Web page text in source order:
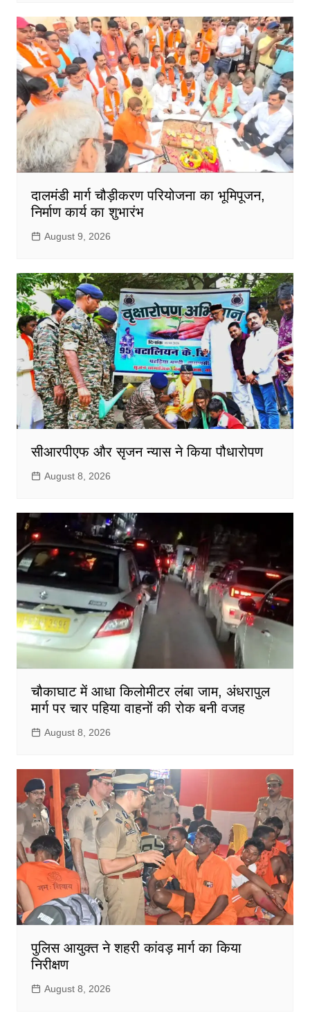
दालमंडी मार्ग चौड़ीकरण परियोजना का भूमिपूजन,
निर्माण कार्य का शुभारंभ
August 9, 2026
सीआरपीएफ और सृजन न्यास ने किया पौधारोपण
August 8, 2026
चौकाघाट में आधा किलोमीटर लंबा जाम, अंधरापुल
मार्ग पर चार पहिया वाहनों की रोक बनी वजह
August 8, 2026
पुलिस आयुक्त ने शहरी कांवड़ मार्ग का किया
निरीक्षण
August 8, 2026